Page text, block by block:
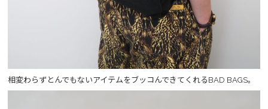
相変わらずとんでもないアイテムをブッコんできてくれるBAD BAGS。